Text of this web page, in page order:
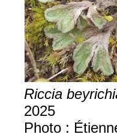
Riccia
2025
Photo :